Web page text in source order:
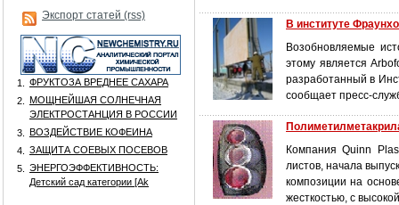
Экспорт статей (rss)
1.
ФРУКТОЗА ВРЕДНЕЕ САХАРА
2.
МОЩНЕЙШАЯ СОЛНЕЧНАЯ
ЭЛЕКТРОСТАНЦИЯ В РОССИИ
3.
ВОЗДЕЙСТВИЕ КОФЕИНА
4.
ЗАЩИТА СОЕВЫХ ПОСЕВОВ
5.
ЭНЕРГОЭФФЕКТИВНОСТЬ:
Детский сад категории [Аk
В институте
Возобновляемые
этому является
разработанный в
сообщает пресс-
Компания Quinn
листов, начала
композиции на
жесткостью, с